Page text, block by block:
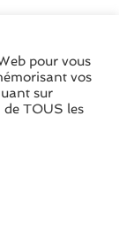
pour vous
vos
sur
de TOUS les